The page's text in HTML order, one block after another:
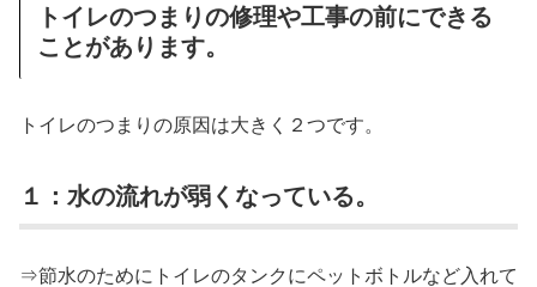
トイレのつまりの修理や工事の前にできる
ことがあります。
トイレのつまりの原因は大きく２つです。
１：水の流れが弱くなっている。
⇒節水のためにトイレのタンクにペットボトルなど入れて